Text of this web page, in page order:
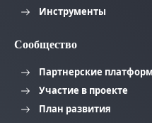
Инструменты
Сообщество
Партнерские
Участие в проекте
План развития